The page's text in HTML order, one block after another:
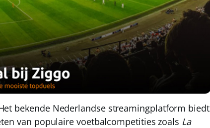
bekende Nederlandse streamingplatform biedt
van populaire voetbalcompetities zoals La